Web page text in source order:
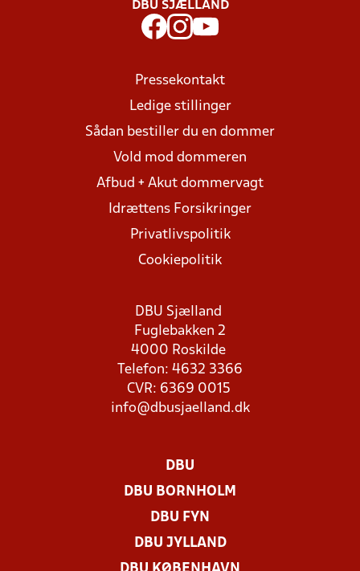
DBU SJÆLLAND
Pressekontakt
Ledige stillinger
Sådan bestiller du en dommer
Vold mod dommeren
Afbud + Akut dommervagt
Idrættens Forsikringer
Privatlivspolitik
Cookiepolitik
DBU Sjælland
Fuglebakken 2
4000 Roskilde
Telefon: 4632 3366
CVR: 6369 0015
info@dbusjaelland.dk
DBU
DBU BORNHOLM
DBU FYN
DBU JYLLAND